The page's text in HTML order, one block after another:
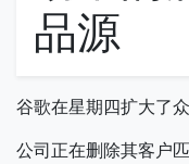
品源
谷歌在星期四扩大了
公司正在删除其客户